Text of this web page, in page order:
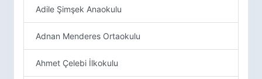
Adile Şimşek Anaokulu
Adnan Menderes Ortaokulu
Ahmet Çelebi İlkokulu